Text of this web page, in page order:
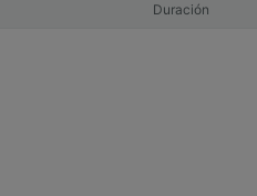
Duración